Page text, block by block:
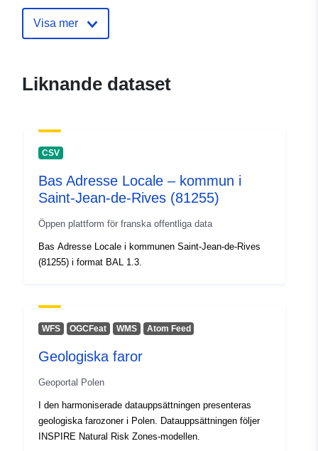
Visa mer
Liknande dataset
CSV
Bas Adresse Locale – kommun i
Saint-Jean-de-Rives (81255)
Öppen plattform för franska offentliga data
Bas Adresse Locale i kommunen Saint-Jean-de-Rives
(81255) i format BAL 1.3.
WFS OGCFeat WMS Atom Feed
Geologiska faror
Geoportal Polen
I den harmoniserade datauppsättningen presenteras
geologiska farozoner i Polen. Datauppsättningen följer
INSPIRE Natural Risk Zones-modellen.